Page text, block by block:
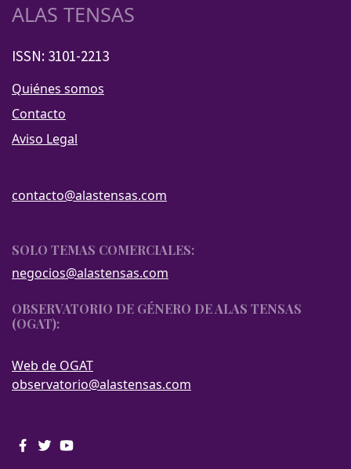
ALAS TENSAS
ISSN: 3101-2213
Quiénes somos
Contacto
Aviso Legal
contacto@alastensas.com
SOLO TEMAS COMERCIALES:
negocios@alastensas.com
OBSERVATORIO DE GÉNERO DE ALAS TENSAS
(OGAT):
Web de OGAT
observatorio@alastensas.com